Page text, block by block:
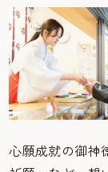
心願成就の御神